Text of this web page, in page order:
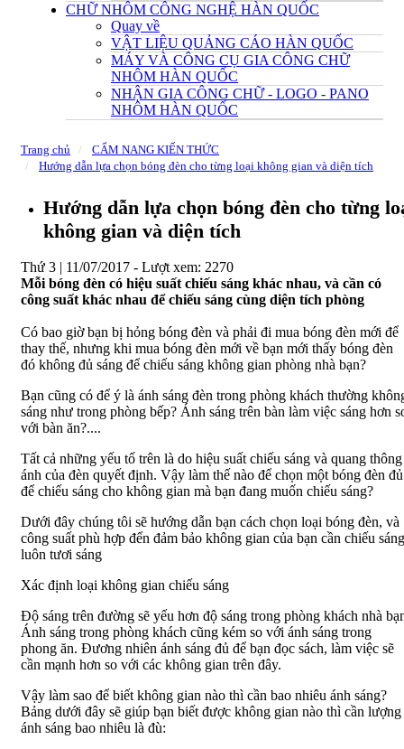
CHỮ NHÔM CÔNG NGHỆ HÀN QUỐC
Quay về
VẬT LIỆU QUẢNG CÁO HÀN QUỐC
MÁY VÀ CÔNG CỤ GIA CÔNG CHỮ
NHÔM HÀN QUỐC
NHẬN GIA CÔNG CHỮ - LOGO - PANO
NHÔM HÀN QUỐC
Trang chủ
CẨM NANG KIẾN THỨC
Hướng dẫn lựa chọn bóng đèn cho từng loại không gian và diện tích
Hướng dẫn lựa chọn bóng đèn cho từng
không gian và diện tích
Thứ 3 | 11/07/2017 - Lượt xem: 2270
Mỗi bóng đèn có hiệu suất chiếu sáng khác nhau, và cần có
công suất khác nhau để chiếu sáng cùng diện tích phòng
Có bao giờ bạn bị hỏng bóng đèn và phải đi mua bóng đèn mới để
thay thế, nhưng khi mua bóng đèn mới về bạn mới thấy bóng đèn
đó không đủ sáng để chiếu sáng không gian phòng nhà bạn?
Bạn cũng có để ý là ánh sáng đèn trong phòng khách thường
sáng như trong phòng bếp? Ánh sáng trên bàn làm việc sáng hơn
với bàn ăn?....
Tất cả những yếu tố trên là do hiệu suất chiếu sáng và quang thông
ánh của đèn quyết định. Vậy làm thế nào để chọn một bóng đèn đủ
để chiếu sáng cho không gian mà bạn đang muốn chiếu sáng?
Dưới đây chúng tôi sẽ hướng dẫn bạn cách chọn loại bóng đèn, và
công suất phù hợp đển đảm bảo không gian của bạn cần chiếu sáng
luôn tươi sáng
Xác định loại không gian chiếu sáng
Độ sáng trên đường sẽ yếu hơn độ sáng trong phòng khách nhà
Ánh sáng trong phòng khách cũng kém so với ánh sáng trong
phong ăn. Đương nhiên ánh sáng đủ để bạn đọc sách, làm việc sẽ
cần mạnh hơn so với các không gian trên đây.
Vậy làm sao để biết không gian nào thì cần bao nhiêu ánh sáng?
Bảng dưới đây sẽ giúp bạn biết được không gian nào thì cần lượng
ánh sáng bao nhiêu là đù: